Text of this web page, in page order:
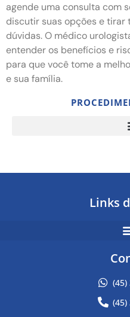
agende uma consulta com
discutir suas opções e tirar
dúvidas. O médico
entender os benefícios e
para que você tome a
e sua família.
Links
(45)
(45)